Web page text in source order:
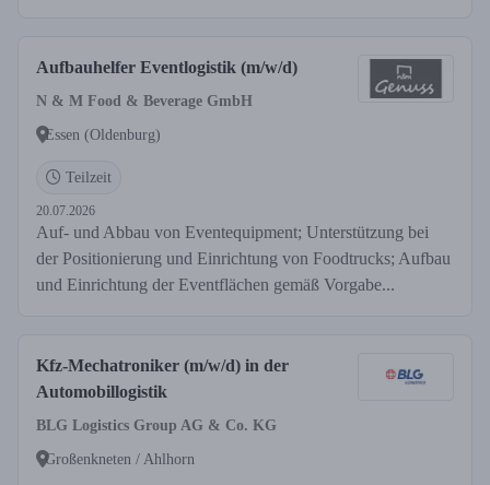
Aufbauhelfer Eventlogistik (m/w/d)
N & M Food & Beverage GmbH
Essen (Oldenburg)
Teilzeit
20.07.2026
Auf- und Abbau von Eventequipment; Unterstützung bei
der Positionierung und Einrichtung von Foodtrucks; Aufbau
und Einrichtung der Eventflächen gemäß Vorgabe...
Kfz-Mechatroniker (m/w/d) in der
Automobillogistik
BLG Logistics Group AG & Co. KG
Großenkneten / Ahlhorn